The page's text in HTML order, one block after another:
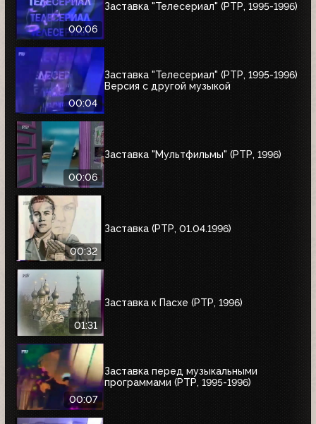
00:06
Заставка "Телесериал" (РТР, 1995-1996)
00:04
Заставка "Телесериал" (РТР, 1995-1996)
Версия с другой музыкой
00:06
Заставка "Мультфильмы" (РТР, 1996)
00:32
Заставка (РТР, 01.04.1996)
01:31
Заставка к Пасхе (РТР, 1996)
00:07
Заставка перед музыкальными
программами (РТР, 1995-1996)